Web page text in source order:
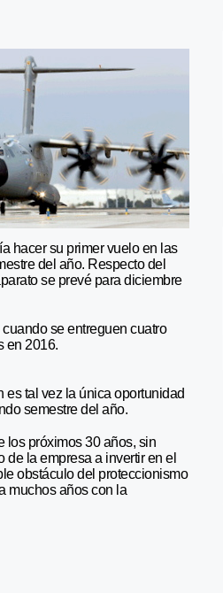
hacer su primer vuelo en las
del año. Respecto del
se prevé para diciembre
se entreguen cuatro
en 2016.
tal vez la única oportunidad
semestre del año.
los próximos 30 años, sin
la empresa a invertir en el
obstáculo del proteccionismo
muchos años con la